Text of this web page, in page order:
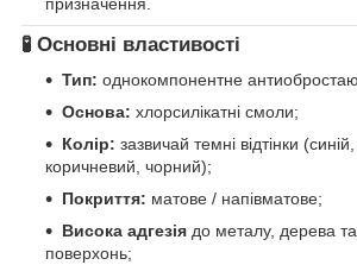
🧪 Основні властивості
Тип: однокомпонентне
Основа: хлорсилікатні смоли;
Колір: зазвичай темні відтінки
коричневий, чорний);
Покриття: матове / напівматове;
Висока адгезія до металу, дерева
поверхонь;